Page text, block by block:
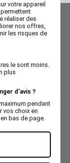
à 17h15
votre appareil
réaliser des
nos offres,
les risques de
le sont moins.
plus
d’avis ?
pendant
vos choix en
bas de page.